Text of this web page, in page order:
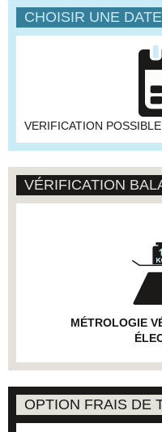
CHOISIR UNE
VERIFICATION
VÉRIFICATION
MÉTROLOGIE
OPTION FRAIS DE